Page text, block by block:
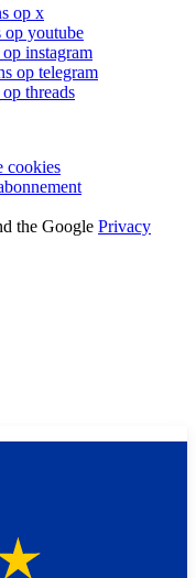
op x
op youtube
instagram
op telegram
threads
cookies
the Google Privacy